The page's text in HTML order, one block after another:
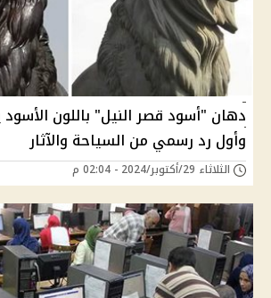
دهان "أسود قصر النيل" باللون
وأول رد رسمي من السياحة والآثار
الثلاثاء 29/أكتوبر/2024 - 02:04 م